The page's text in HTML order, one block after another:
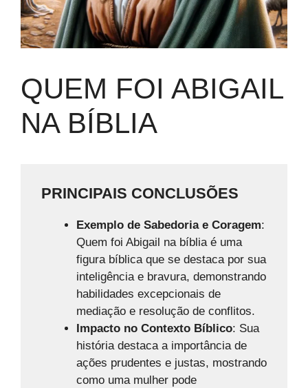
QUEM FOI ABIGAIL
NA BÍBLIA
PRINCIPAIS CONCLUSÕES
Exemplo de Sabedoria e Coragem:
Quem foi Abigail na bíblia é uma
figura bíblica que se destaca por sua
inteligência e bravura, demonstrando
habilidades excepcionais de
mediação e resolução de conflitos.
Impacto no Contexto Bíblico: Sua
história destaca a importância de
ações prudentes e justas, mostrando
como uma mulher pode